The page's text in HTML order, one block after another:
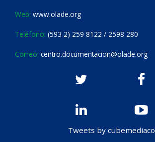
Web: www.olade.org
Teléfono: (593 2) 259 8122 / 2598 280
Correo: centro.documentacion@olade.org
Tweets by cubemediaco